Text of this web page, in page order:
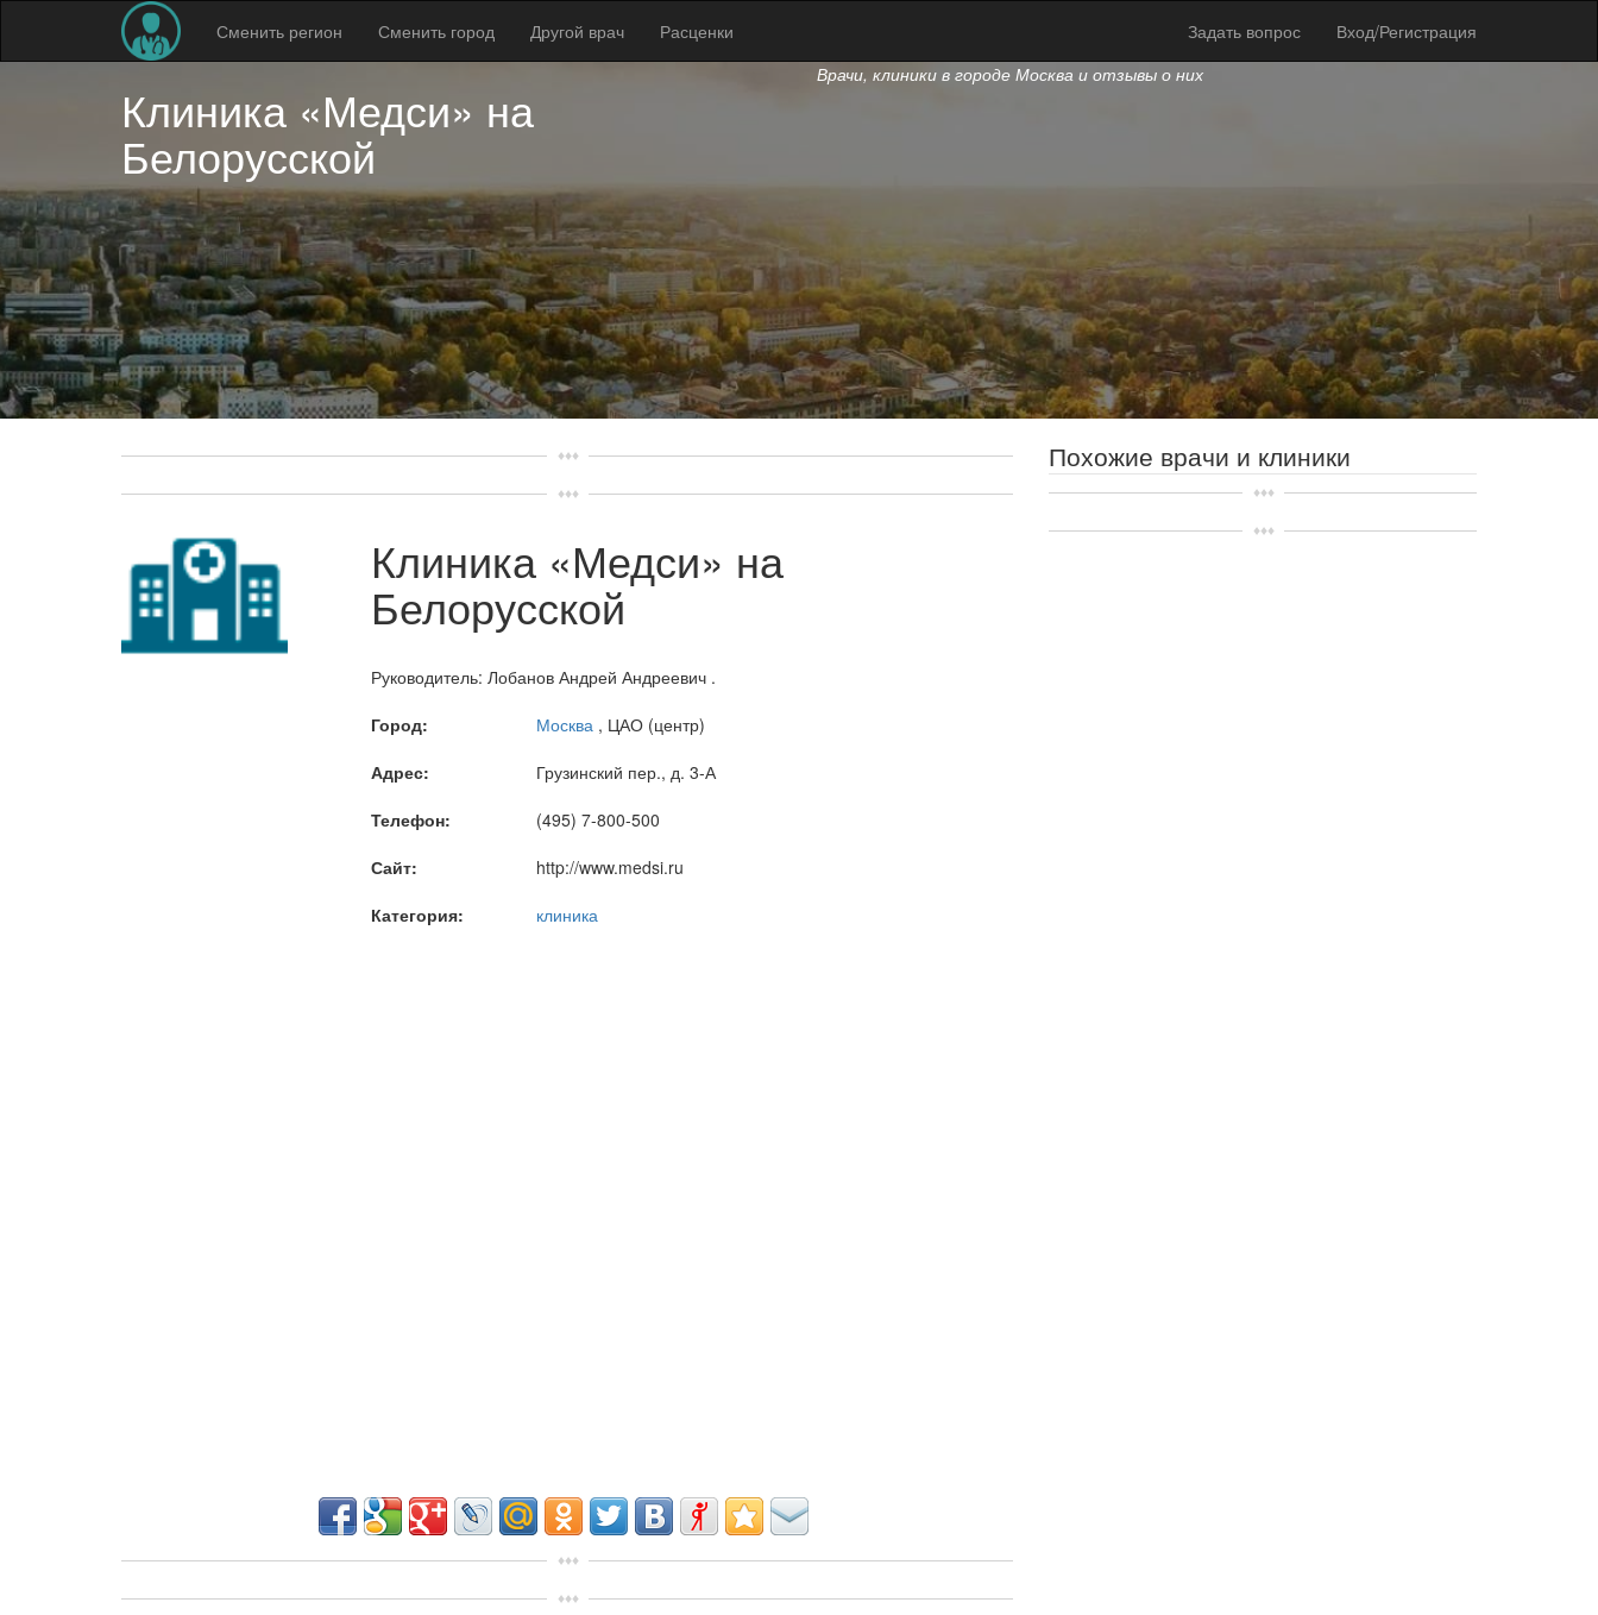
Сменить регион Сменить город Другой врач Расценки Задать вопрос Вход/Регистрация
Клиника «Медси» на
Белорусской
Врачи, клиники в городе Москва и отзывы о них
Клиника «Медси» на
Белорусской
Руководитель: Лобанов Андрей Андреевич .
Город:
Москва, ЦАО (центр)
Адрес:
Грузинский пер., д. 3-А
Телефон:
(495) 7-800-500
Сайт:
http://www.medsi.ru
Категория:
клиника
Похожие врачи и клиники